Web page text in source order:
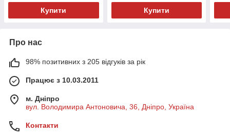
Купити Купити
Про нас
98% позитивних з 205 відгуків за рік
Працює з 10.03.2011
м. Дніпро
вул. Володимира Антоновича, 36, Дніпро, Україна
Контакти